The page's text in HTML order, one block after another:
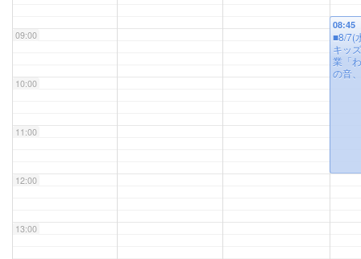
09:00
10:00
11:00
12:00
13:00
08:45
■8/7(
キッ
業「
の音